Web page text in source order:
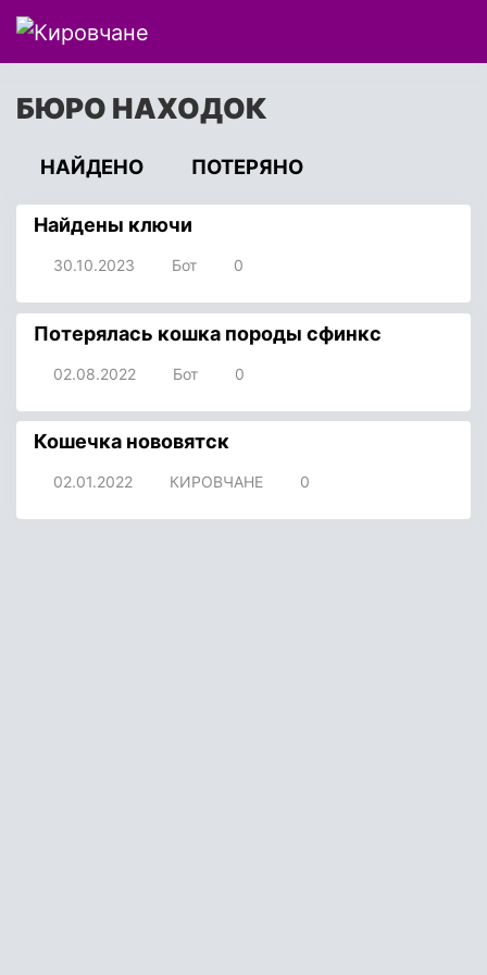
БЮРО НАХОДОК
НАЙДЕНО ПОТЕРЯНО
Найдены ключи
30.10.2023 Бот 0
Потерялась кошка породы сфинкс
02.08.2022 Бот 0
Кошечка нововятск
02.01.2022 КИРОВЧАНЕ 0